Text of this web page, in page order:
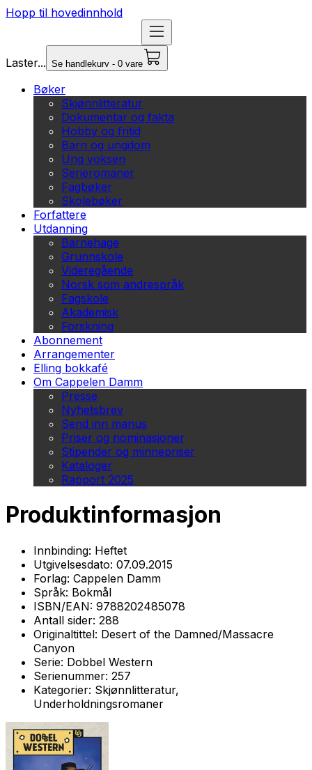
Hopp til hovedinnhold
Laster... Se handlekurv - 0 vare
Bøker
Skjønnlitteratur
Dokumentar og fakta
Hobby og fritid
Barn og ungdom
Ung voksen
Serieromaner
Fagbøker
Skolebøker
Forfattere
Utdanning
Barnehage
Grunnskole
Videregående
Norsk som andrespråk
Fagskole
Akademisk
Forskning
Abonnement
Arrangementer
Elling bokkafé
Om Cappelen Damm
Presse
Nyhetsbrev
Send inn manus
Priser og nominasjoner
Stipender og minnepriser
Kataloger
Rapport 2025
Produktinformasjon
Innbinding: Heftet
Utgivelsesdato: 07.09.2015
Forlag: Cappelen Damm
Språk: Bokmål
ISBN/EAN: 9788202485078
Antall sider: 288
Originaltittel: Desert of the Damned/Massacre
Canyon
Serie: Dobbel Western
Serienummer: 257
Kategorier: Skjønnlitteratur,
Underholdningsromaner